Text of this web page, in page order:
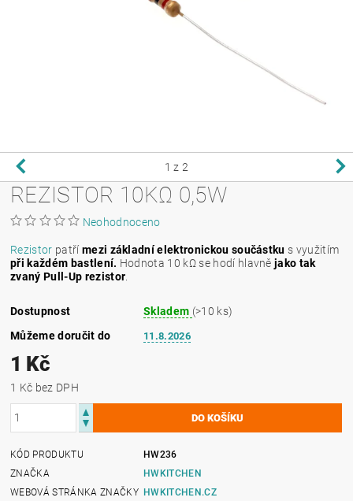
1 z 2
REZISTOR 10KΩ 0,5W
Neohodnoceno
Rezistor patří mezi základní elektronickou součástku s využitím
při každém bastlení. Hodnota 10 kΩ se hodí hlavnějako tak
zvaný Pull-Up rezistor
Dostupnost Skladem (>10 ks)
Můžeme doručit do
11.8.2026
1 Kč
1 Kč bez DPH
KÓD PRODUKTU
HW236
ZNAČKA
HWKITCHEN
WEBOVÁ STRÁNKA ZNAČKY HWKITCHEN.CZ